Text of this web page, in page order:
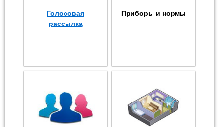
Голосовая
рассылка
Приборы и нормы